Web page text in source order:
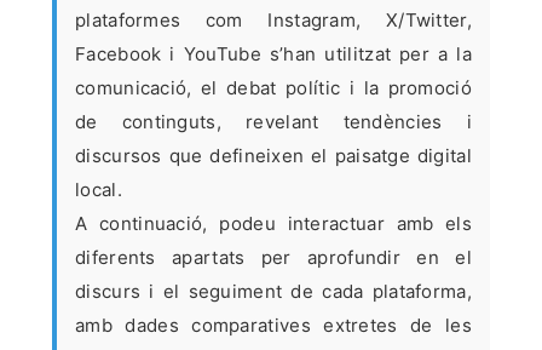
plataformes com Instagram, X/Twitter,
Facebook i YouTube s’han utilitzat per a la
comunicació, el debat polític i la promoció
de continguts, revelant tendències i
discursos que defineixen el paisatge digital
local.
A continuació, podeu interactuar amb els
diferents apartats per aprofundir en el
discurs i el seguiment de cada plataforma,
amb dades comparatives extretes de les